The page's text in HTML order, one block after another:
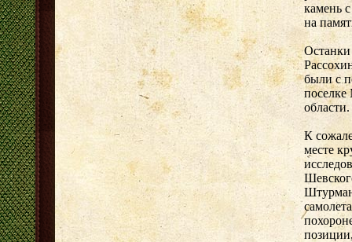
камень
на
Останки
были с
поселке
области.
К
месте
Штурман